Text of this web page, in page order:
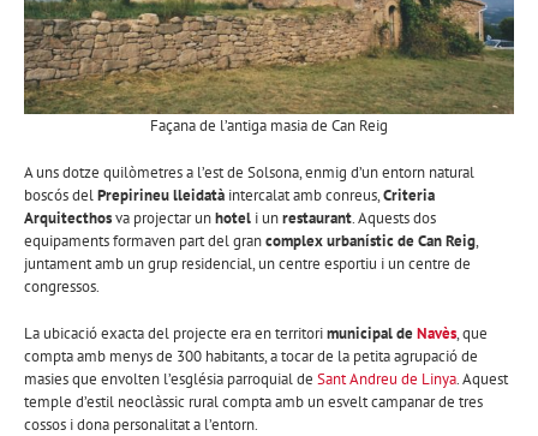
Façana de l’antiga masia de Can Reig
A uns dotze quilòmetres a l’est de Solsona, enmig d’un entorn natural
boscós delPrepirineu lleidatà intercalat amb conreus,Criteria
Arquitecthosva projectar unhotel i unrestaurant. Aquests dos
equipaments formaven part del grancomplex urbanístic de Can Reig,
juntament amb un grup residencial, un centre esportiu i un centre de
congressos.
La ubicació exacta del projecte era en territorimunicipal deNavès, que
compta amb menys de 300 habitants, a tocar de la petita agrupació de
masies que envolten l’església parroquial de Sant Andreu de Linya. Aquest
temple d’estil neoclàssic rural compta amb un esvelt campanar de tres
cossos i dona personalitat a l’entorn.